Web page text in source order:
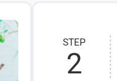
STEP
2